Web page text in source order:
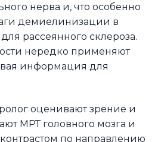
нерва и, что особенно
демиелинизации в
рассеянного склероза.
нередко применяют
информация для
оценивают зрение и
МРТ головного мозга и
по направлению